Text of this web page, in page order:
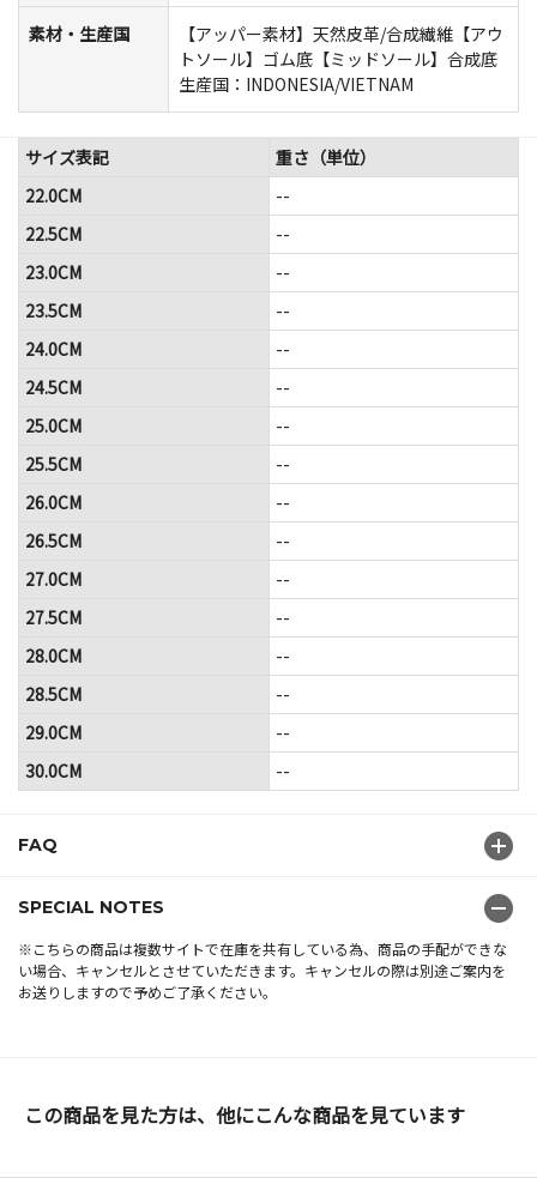
素材・生産国
【アッパー素材】天然皮革/合成繊維【アウ
トソール】ゴム底【ミッドソール】合成底
生産国：INDONESIA/VIETNAM
FAQ
SPECIAL NOTES
※こちらの商品は複数サイトで在庫を共有している為、商品の手配ができな
い場合、キャンセルとさせていただきます。キャンセルの際は別途ご案内を
お送りしますので予めご了承ください。
サイズ表記
重さ（単位）
22.0CM
--
22.5CM
--
23.0CM
--
23.5CM
--
24.0CM
--
24.5CM
--
25.0CM
--
25.5CM
--
26.0CM
--
26.5CM
--
27.0CM
--
27.5CM
--
28.0CM
--
28.5CM
--
29.0CM
--
30.0CM
--
この商品を見た方は、他にこんな商品を見ています